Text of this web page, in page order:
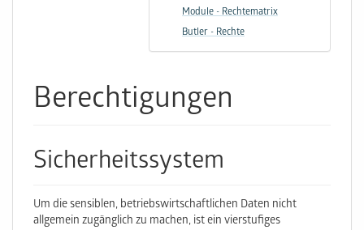
Module - Rechtematrix
Butler - Rechte
Berechtigungen
Sicherheitssystem
Um die sensiblen, betriebswirtschaftlichen Daten nicht
allgemein zugänglich zu machen, ist ein vierstufiges